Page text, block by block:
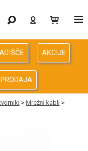
AKCIJE
> Mrežni kabli >